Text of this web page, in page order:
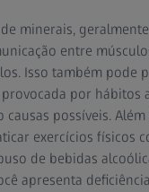
minerais,
entre
Isso também pode
por
possíveis.
exercícios físicos
de bebidas
apresenta